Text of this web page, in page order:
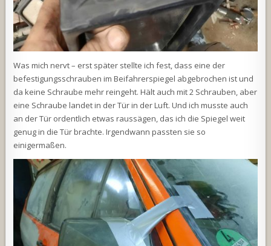
Was mich nervt – erst später stellte ich fest, dass eine der
befestigungsschrauben im Beifahrerspiegel abgebrochen ist und
da keine Schraube mehr reingeht. Hält auch mit 2 Schrauben, aber
eine Schraube landet in der Tür in der Luft. Und ich musste auch
an der Tür ordentlich etwas raussägen, das ich die Spiegel weit
genug in die Tür brachte. Irgendwann passten sie so
einigermaßen.